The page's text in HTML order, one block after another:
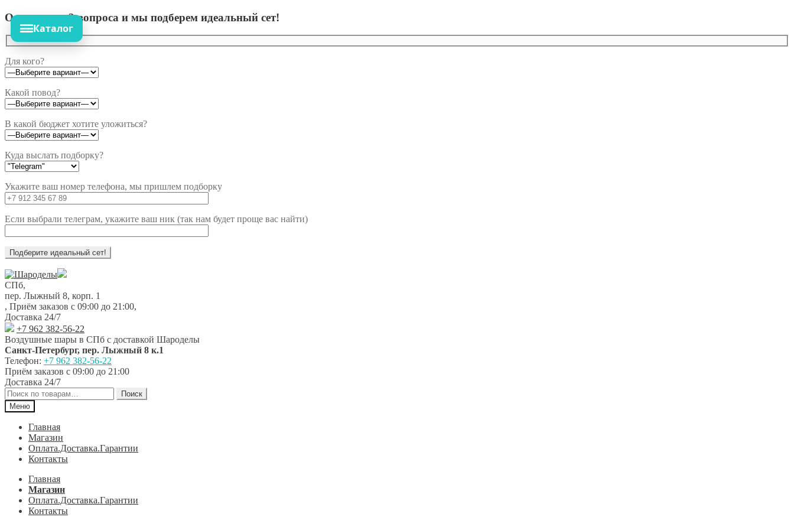
Ответьте на 3 вопроса и мы подберем идеальный сет!
Для кого?
Какой повод?
В какой бюджет хотите уложиться?
Куда выслать подборку?
Укажите ваш номер телефона, мы пришлем подборку
Если выбрали телеграм, укажите ваш ник (так нам будет проще вас найти)
Перейти
к
навигации
Перейти
к
содержимому
СПб,
пер. Лыжный 8, корп. 1
, Приём заказов с 09:00 до 21:00,
Доставка 24/7
+7 962 382-56-22
Воздушные шары в СПб с доставкой Шароделы
Санкт-Петербург, пер. Лыжный 8 к.1
Телефон: +7 962 382-56-22
Приём заказов с 09:00 до 21:00
Доставка 24/7
Искать:
Поиск
Меню
Главная
Магазин
Оплата.Доставка.Гарантии
Контакты
Главная
Магазин
Оплата.Доставка.Гарантии
Контакты
Каталог